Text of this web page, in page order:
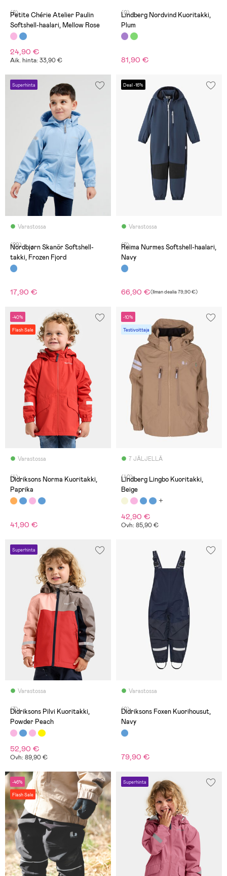
(8)
Petite Chérie Atelier Paulin
Softshell-haalari, Mellow Rose
24,90 €
Aik. hinta: 33,90 €
(0)
Lindberg Nordvind Kuoritakki,
Plum
81,90 €
Superhinta
Varastossa
(29)
Nordbjørn Skanör Softshell-
takki, Frozen Fjord
17,90 €
Deal -16%
Varastossa
(2)
Reima Nurmes Softshell-haalari,
Navy
66,90 €(Ilman dealia79,90 €)
-40%
Flash Sale
Varastossa
(4)
Didriksons Norma Kuoritakki,
Paprika
41,90 €
-10%
Testivoittaja
7 JÄLJELLÄ
(40)
Lindberg Lingbo Kuoritakki,
Beige
42,90 €
Ovh: 85,90 €
Superhinta
Varastossa
(3)
Didriksons Pilvi Kuoritakki,
Powder Peach
52,90 €
Ovh: 89,90 €
Varastossa
(0)
Didriksons Foxen Kuorihousut,
Navy
79,90 €
-46%
Flash Sale
Superhinta